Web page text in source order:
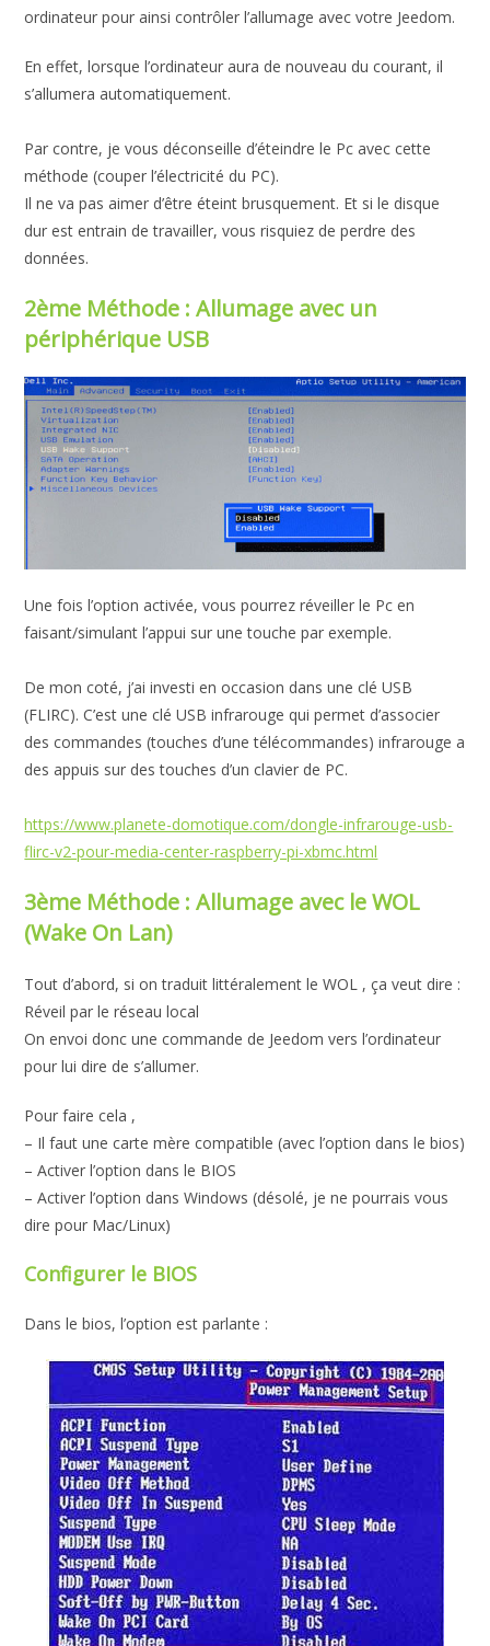
ordinateur pour ainsi contrôler l’allumage avec votre Jeedom.
En effet, lorsque l’ordinateur aura de nouveau du courant, il
s’allumera automatiquement.
Par contre, je vous déconseille d’éteindre le Pc avec cette
méthode (couper l’électricité du PC).
Il ne va pas aimer d’être éteint brusquement. Et si le disque
dur est entrain de travailler, vous risquiez de perdre des
données.
2ème Méthode : Allumage avec un
périphérique USB
Une fois l’option activée, vous pourrez réveiller le Pc en
faisant/simulant l’appui sur une touche par exemple.
De mon coté, j’ai investi en occasion dans une clé USB
(FLIRC). C’est une clé USB infrarouge qui permet d’associer
des commandes (touches d’une télécommandes) infrarouge a
des appuis sur des touches d’un clavier de PC.
https://www.planete-domotique.com/dongle-infrarouge-usb-
flirc-v2-pour-media-center-raspberry-pi-xbmc.html
3ème Méthode : Allumage avec le WOL
(Wake On Lan)
Tout d’abord, si on traduit littéralement le WOL , ça veut dire :
Réveil par le réseau local
On envoi donc une commande de Jeedom vers l’ordinateur
pour lui dire de s’allumer.
Pour faire cela ,
– Il faut une carte mère compatible (avec l’option dans le bios)
– Activer l’option dans le BIOS
– Activer l’option dans Windows (désolé, je ne pourrais vous
dire pour Mac/Linux)
Configurer le BIOS
Dans le bios, l’option est parlante :